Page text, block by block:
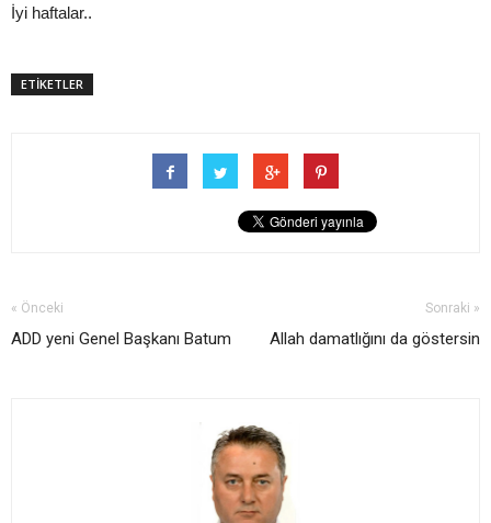
İyi haftalar..
ETİKETLER
« Önceki
ADD yeni Genel Başkanı Batum
Sonraki »
Allah damatlığını da göstersin